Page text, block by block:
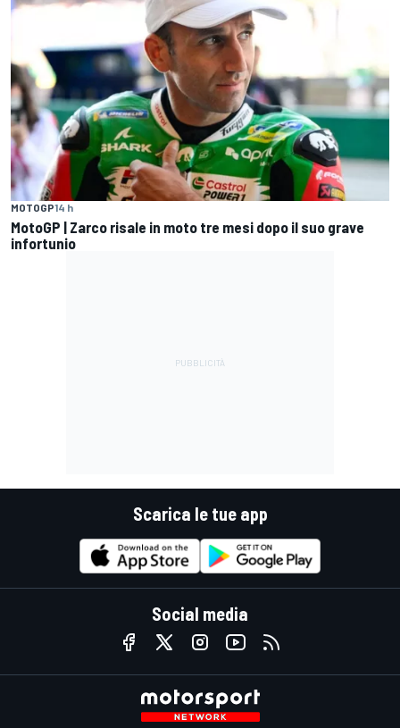
MOTOGP14 h
MotoGP | Zarco risale in moto tre mesi dopo il suo grave
infortunio
Scarica le tue app
Social media